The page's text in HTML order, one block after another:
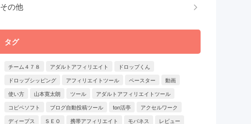
その他
タグ
チーム４７８ アダルトアフィリエイト
ドロップくん
ドロップシッピング
アフィリエイトツール ペースター
動画
使い方
山本寛太朗 ツール
アダルトアフィリエイトツール
コピペソフト
ブログ自動投稿ツール ton活亭
アクセルワーク
ディープス
ＳＥＯ 携帯アフィリエイト モバネス レビュー